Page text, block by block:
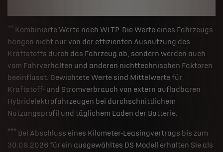
** Kombinierte Werte nach WLTP. Die Werte eines Fahrzeugs
hängen nicht nur von der effizienten Ausnutzung des
Kraftstoffs durch das Fahrzeug ab, sondern werden auch
vom Fahrverhalten und anderen nichttechnischen Faktoren
beeinflusst. Gewichtete Werte sind Mittelwerte für
Kraftstoff- und Stromverbrauch von extern aufladbaren
Hybridelektrofahrzeugen bei durchschnittlichem
Nutzungsprofil und täglichem Laden der Batterie.
*** Bei Abschluss eines Kilometer-Leasingvertrags bis zum
30.09.2026 für ein ausgewähltes DS Modell erhalten Sie als